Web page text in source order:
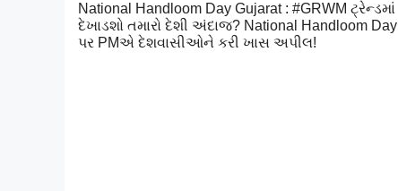
National Handloom Day Gujarat : #GRWM ટ્રેન્ડમાં
દેખાડશો તમારો દેશી અંદાજ? National Handloom Day
પર PMએ દેશવાસીઓને કરી ખાસ અપીલ!